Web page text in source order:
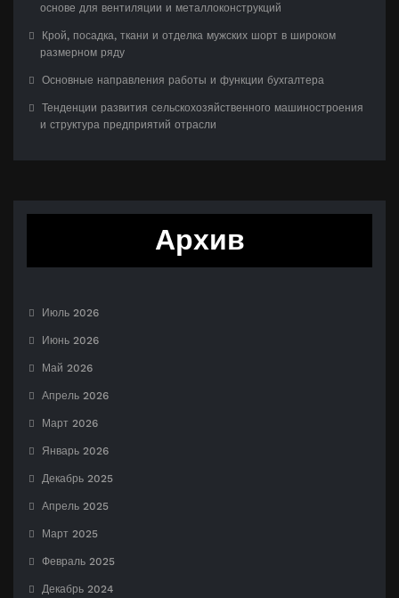
основе для вентиляции и металлоконструкций
Крой, посадка, ткани и отделка мужских шорт в широком
размерном ряду
Основные направления работы и функции бухгалтера
Тенденции развития сельскохозяйственного машиностроения
и структура предприятий отрасли
Архив
Июль 2026
Июнь 2026
Май 2026
Апрель 2026
Март 2026
Январь 2026
Декабрь 2025
Апрель 2025
Март 2025
Февраль 2025
Декабрь 2024